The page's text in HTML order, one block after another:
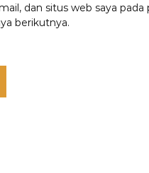
dan situs web saya pada
berikutnya.